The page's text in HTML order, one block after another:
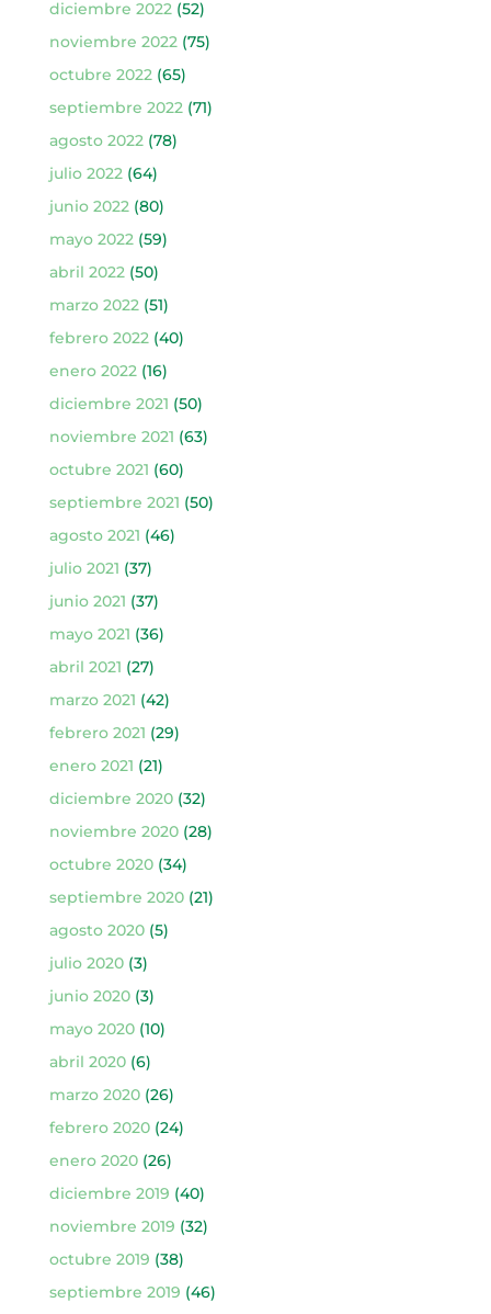
diciembre 2022(52)
noviembre 2022(75)
octubre 2022(65)
septiembre 2022(71)
agosto 2022(78)
julio 2022(64)
junio 2022(80)
mayo 2022(59)
abril 2022(50)
marzo 2022(51)
febrero 2022(40)
enero 2022(16)
diciembre 2021 (50)
noviembre 2021 (63)
octubre 2021 (60)
septiembre 2021 (50)
agosto 2021 (46)
julio 2021 (37)
junio 2021 (37)
mayo 2021 (36)
abril 2021 (27)
marzo 2021 (42)
febrero 2021 (29)
enero 2021 (21)
diciembre 2020(32)
noviembre 2020(28)
octubre 2020(34)
septiembre 2020(21)
agosto 2020(5)
julio 2020(3)
junio 2020(3)
mayo 2020(10)
abril 2020(6)
marzo 2020(26)
febrero 2020(24)
enero 2020(26)
diciembre 2019 (40)
noviembre 2019 (32)
octubre 2019 (38)
septiembre 2019 (46)